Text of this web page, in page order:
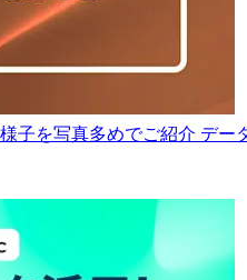
子を写真多めでご紹介 デー